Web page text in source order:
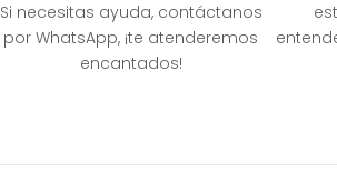
Si necesitas ayuda, contáctanos
por WhatsApp, ¡te atenderemos
encantados!